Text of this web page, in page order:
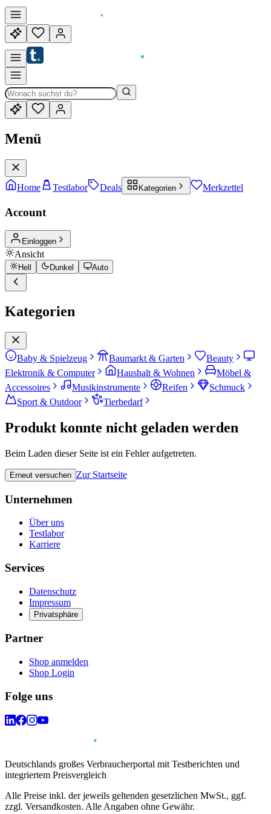
Menü
Home Testlabor Deals Kategorien Merkzettel
Account
Einloggen
Ansicht
Hell Dunkel Auto
Kategorien
Baby & Spielzeug Baumarkt & Garten
Beauty
Elektronik & Computer
Haushalt & Wohnen
Möbel &
Accessoires
Musikinstrumente Reifen
Schmuck
Sport & Outdoor
Tierbedarf
Produkt konnte nicht geladen werden
Beim Laden dieser Seite ist ein Fehler aufgetreten.
Erneut versuchen Zur Startseite
Unternehmen
Über uns
Testlabor
Karriere
Services
Datenschutz
Impressum
Privatsphäre
Partner
Shop anmelden
Shop Login
Folge uns
Deutschlands großes Verbraucherportal mit Testberichten und
integriertem Preisvergleich
Alle Preise inkl. der jeweils geltenden gesetzlichen MwSt., ggf.
zzgl. Versandkosten. Alle Angaben ohne Gewähr.